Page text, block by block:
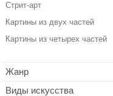
Стрит-арт
Картины из двух частей
Картины из четырех частей
Жанр
Виды искусства